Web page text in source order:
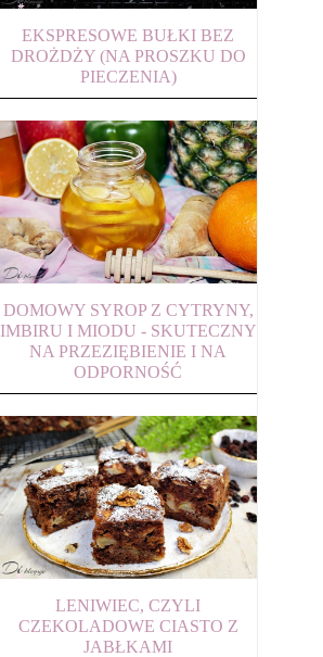
EKSPRESOWE BUŁKI BEZ
DROŻDŻY (NA PROSZKU DO
PIECZENIA)
DOMOWY SYROP Z CYTRYNY,
IMBIRU I MIODU - SKUTECZNY
NA PRZEZIĘBIENIE I NA
ODPORNOŚĆ
LENIWIEC, CZYLI
CZEKOLADOWE CIASTO Z
JABŁKAMI